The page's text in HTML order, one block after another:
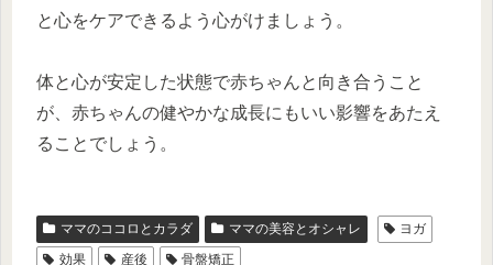
と心をケアできるよう心がけましょう。
体と心が安定した状態で赤ちゃんと向き合うこと
が、赤ちゃんの健やかな成長にもいい影響をあたえ
ることでしょう。
ママのココロとカラダ ママの美容とオシャレ
ヨガ
効果
産後 骨盤矯正